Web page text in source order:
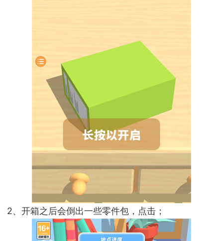
2、开箱之后会倒出一些零件包，点击；